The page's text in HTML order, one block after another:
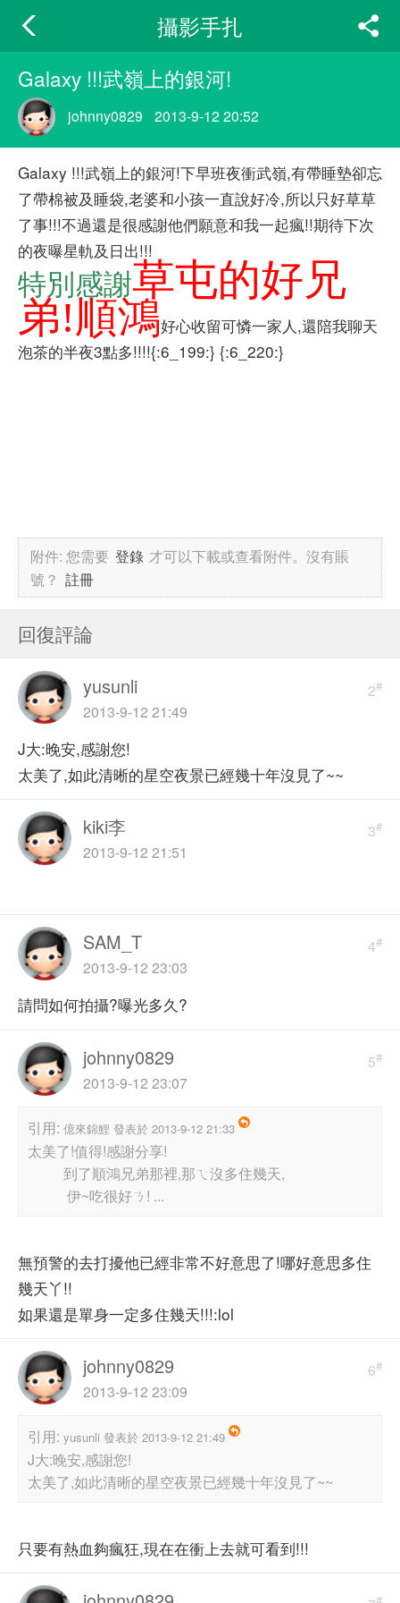
攝影手扎
Galaxy !!!武嶺上的銀河!
johnny0829 2013-9-12 20:52
Galaxy !!!武嶺上的銀河!下早班夜衝武嶺,有帶睡墊卻忘
了帶棉被及睡袋,老婆和小孩一直說好冷,所以只好草草
了事!!!不過還是很感謝他們願意和我一起瘋!!期待下次
的夜曝星軌及日出!!!
特別感謝草屯的好兄
弟!順鴻好心收留可憐一家人,還陪我聊天
泡茶的半夜3點多!!!!{:6_199:} {:6_220:}
附件:您需要 登錄 才可以下載或查看附件。沒有賬
號？ 註冊
回復評論
2#
yusunli
2013-9-12 21:49
J大:晚安,感謝您!
太美了,如此清晰的星空夜景已經幾十年沒見了~~
3#
kiki李
2013-9-12 21:51
4#
SAM_T
2013-9-12 23:03
請問如何拍攝?曝光多久?
5#
johnny0829
2013-9-12 23:07
引用: 億來錦鯉 發表於 2013-9-12 21:33
太美了!值得!感謝分享!
到了順鴻兄弟那裡,那ㄟ沒多住幾天,
伊~吃很好ㄋ! ...
無預警的去打擾他已經非常不好意思了!哪好意思多住
幾天丫!!
如果還是單身一定多住幾天!!!:lol
6#
johnny0829
2013-9-12 23:09
引用: yusunli 發表於 2013-9-12 21:49
J大:晚安,感謝您!
太美了,如此清晰的星空夜景已經幾十年沒見了~~
只要有熱血夠瘋狂,現在在衝上去就可看到!!!